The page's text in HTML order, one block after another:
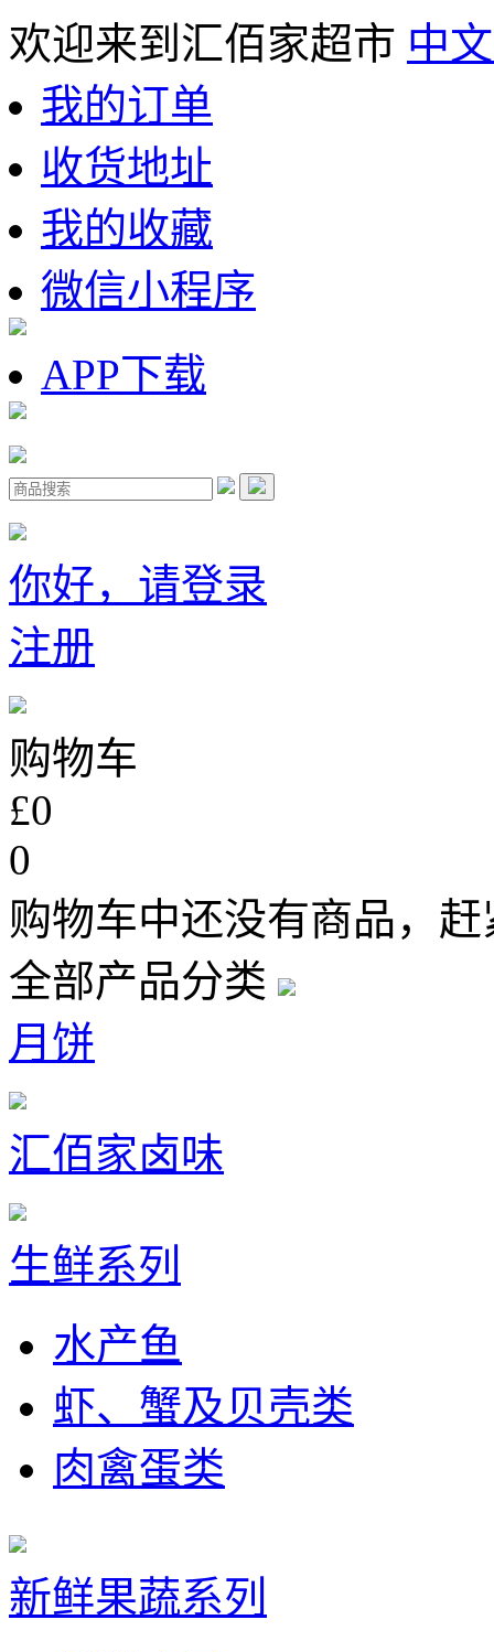
欢迎来到汇佰家超市 中
我的订单
收货地址
我的收藏
微信小程序
APP下载
你好，请登录
注册
购物车
£0
0
购物车中还没有商品，
全部产品分类
月饼
汇佰家卤味
生鲜系列
水产鱼
虾、蟹及贝壳类
肉禽蛋类
新鲜果蔬系列